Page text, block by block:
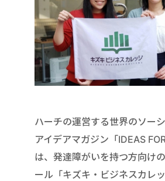
ハーチの運営する世界のソー
アイデアマガジン「IDEAS
は、発達障がいを持つ方向け
ール「キズキ・ビジネスカレ